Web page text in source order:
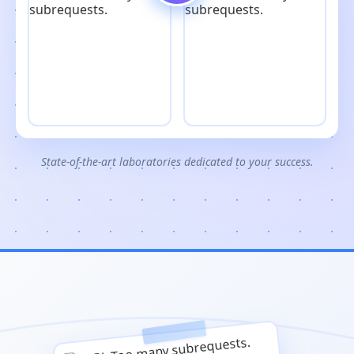
State-of-the-art laboratories dedicated to your success.